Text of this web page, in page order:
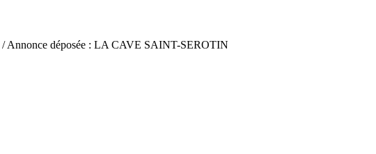
/ Annonce déposée : LA CAVE SAINT-SEROTIN